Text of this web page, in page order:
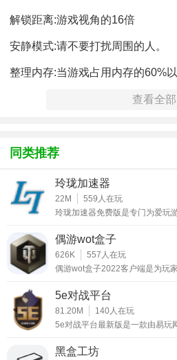
解锁距离:游戏视角的16倍
安静模式:请不要打扰周围的人。
整理内存:当游戏占用内存的60%
左侧:主导航。交战信息:查看双方
查看全部
同类推荐
玲珑加速器
22M 559 人在玩
玲珑加速器免费版是专门为爱玩
偶游wot盒子
626K 557 人在玩
偶游wot盒子2022客户端是为玩
5e对战平台
81.20M 140人在玩
5e对战平台最新版是一款由易玩
黑盒工坊